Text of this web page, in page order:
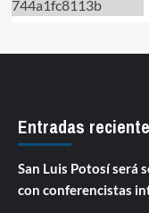
Entradas
San Luis Potosí será
con conferencistas